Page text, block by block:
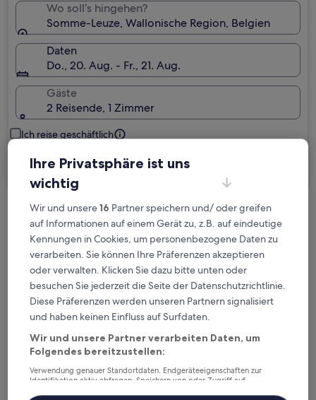
Wo soll’s hingehen?
Somme-Leuze, Wallonische Region, Belgien
Daten
Do., 20. Aug. - Fr., 21. Aug.
Gäste
2 Reisende, 1 Zimmer
Ich reise geschäftlich
Suchen
Kostenlose Stornierung bei
Planänderungen
Verdiene Prämien für jede
wahrgenommene Übernachtung
Überprüfe die Preise für diese Daten
Ihre Privatsphäre ist uns
wichtig
Wir und unsere16 Partner speichern und/ oder greifen
auf Informationen auf einem Gerät zu, z.B. auf eindeutige
Kennungen in Cookies, um personenbezogene Daten zu
verarbeiten. Sie können Ihre Präferenzen akzeptieren
oder verwalten. Klicken Sie dazu bitte unten oder
besuchen Sie jederzeit die Seite der Datenschutzrichtlinie.
Diese Präferenzen werden unseren Partnern signalisiert
und haben keinen Einfluss auf Surfdaten.
Wir und unsere Partner verarbeiten Daten, um
Folgendes bereitzustellen:
Verwendung genauer Standortdaten. Endgeräteeigenschaften zur
Identifikation aktiv abfragen. Speichern von oder Zugriff auf